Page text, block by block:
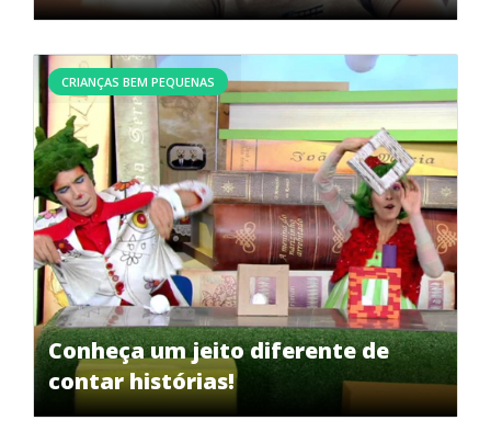
Conheça um jeito diferente de
contar histórias!
CRIANÇAS BEM PEQUENAS